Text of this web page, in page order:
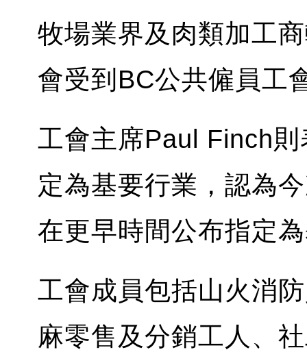
牧場業界及肉類加工
會受到BC公共僱員工
工會主席Paul Finch
定為基要行業，認為
在更早時間公布指定
工會成員包括山火消
麻零售及分銷工人、